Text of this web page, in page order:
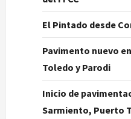
El Pintado desde
Pavimento nuevo
Toledo y Parodi
Inicio de
Sarmiento, Puerto